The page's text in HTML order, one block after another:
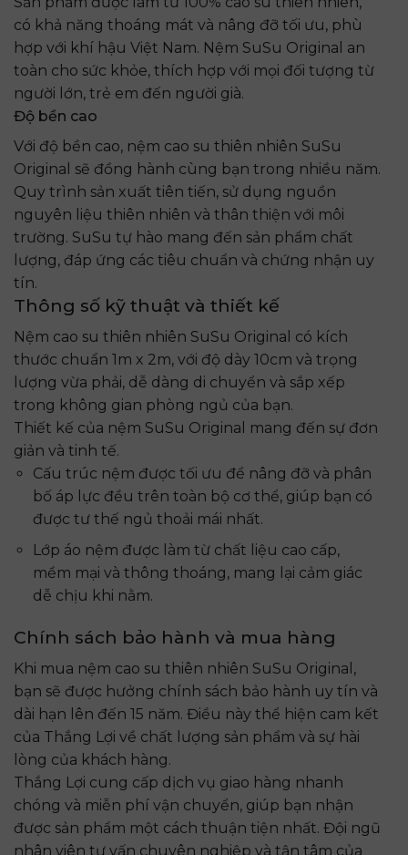
có khả năng thoáng mát và nâng đỡ tối ưu, phù
hợp với khí hậu Việt Nam. Nệm SuSu Original an
toàn cho sức khỏe, thích hợp với mọi đối tượng từ
người lớn, trẻ em đến người già.
Độ bền cao
Với độ bền cao, nệm cao su thiên nhiên SuSu
Original sẽ đồng hành cùng bạn trong nhiều năm.
Quy trình sản xuất tiên tiến, sử dụng nguồn
nguyên liệu thiên nhiên và thân thiện với môi
trường. SuSu tự hào mang đến sản phẩm chất
lượng, đáp ứng các tiêu chuẩn và chứng nhận uy
tín.
Thông số kỹ thuật và thiết kế
Nệm cao su thiên nhiên SuSu Original có kích
thước chuẩn 1m x 2m, với độ dày 10cm và trọng
lượng vừa phải, dễ dàng di chuyển và sắp xếp
trong không gian phòng ngủ của bạn.
Thiết kế của nệm SuSu Original mang đến sự đơn
giản và tinh tế.
Cấu trúc nệm được tối ưu để nâng đỡ và phân
bố áp lực đều trên toàn bộ cơ thể, giúp bạn có
được tư thế ngủ thoải mái nhất.
Lớp áo nệm được làm từ chất liệu cao cấp,
mềm mại và thông thoáng, mang lại cảm giác
dễ chịu khi nằm.
Chính sách bảo hành và mua hàng
Khi mua nệm cao su thiên nhiên SuSu Original,
bạn sẽ được hưởng chính sách bảo hành uy tín và
dài hạn lên đến 15 năm. Điều này thể hiện cam kết
của Thắng Lợi về chất lượng sản phẩm và sự hài
lòng của khách hàng.
Thắng Lợi cung cấp dịch vụ giao hàng nhanh
chóng và miễn phí vận chuyển, giúp bạn nhận
được sản phẩm một cách thuận tiện nhất. Đội ngũ
nhân viên tư vấn chuyên nghiệp và tận tâm của